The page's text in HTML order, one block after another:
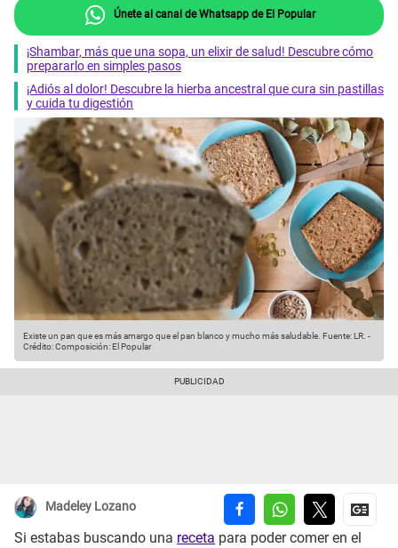
Únete al canal de Whatsapp de El Popular
¡Shambar, más que una sopa, un elixir de salud! Descubre cómo
prepararlo en simples pasos
¡Adiós al dolor! Descubre la hierba ancestral que cura sin pastillas
y cuida tu digestión
Existe un pan que es más amargo que el pan blanco y mucho más saludable. Fuente: LR. -
Crédito: Composición: El Popular
Madeley Lozano
Si estabas buscando una receta para poder comer en el